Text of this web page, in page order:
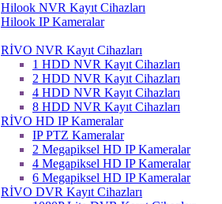
Hilook NVR Kayıt Cihazları
Hilook IP Kameralar
RİVO NVR Kayıt Cihazları
1 HDD NVR Kayıt Cihazları
2 HDD NVR Kayıt Cihazları
4 HDD NVR Kayıt Cihazları
8 HDD NVR Kayıt Cihazları
RİVO HD IP Kameralar
IP PTZ Kameralar
2 Megapiksel HD IP Kameralar
4 Megapiksel HD IP Kameralar
6 Megapiksel HD IP Kameralar
RİVO DVR Kayıt Cihazları